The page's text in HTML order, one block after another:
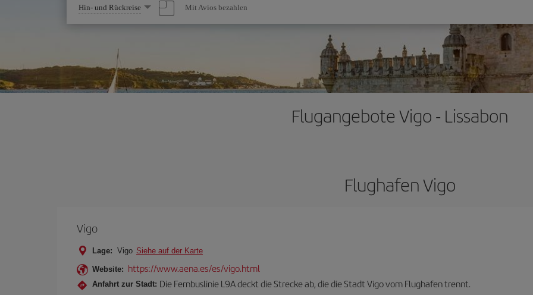
Wählen
Sie
eine
Hin- und Rückreise Mit Avios bezahlen
Flugangebote Vigo - Lissabon
Flughafen Vigo
Vigo
Lage: Vigo Siehe auf der Karte
Website: https://www.aena.es/es/vigo.html
Anfahrt zur Stadt: Die Fernbuslinie L9A deckt die Strecke ab, die die Stadt Vigo vom Flughafen trennt.